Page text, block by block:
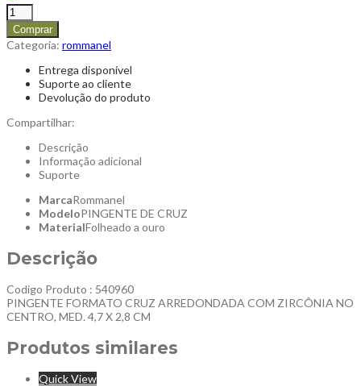
Comprar
Categoria: rommanel
Entrega disponível
Suporte ao cliente
Devolução do produto
Compartilhar:
Descrição
Informação adicional
Suporte
MarcaRommanel
ModeloPINGENTE DE CRUZ
MaterialFolheado a ouro
Descrição
Codigo Produto : 540960
PINGENTE FORMATO CRUZ ARREDONDADA COM ZIRCÔNIA NO
CENTRO, MED. 4,7 X 2,8 CM
Produtos similares
Quick View